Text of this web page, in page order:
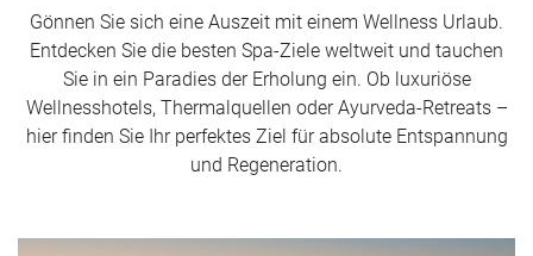
Gönnen Sie sich eine Auszeit mit einem Wellness Urlaub.
Entdecken Sie die besten Spa-Ziele weltweit und tauchen
Sie in ein Paradies der Erholung ein. Ob luxuriöse
Wellnesshotels, Thermalquellen oder Ayurveda-Retreats –
hier finden Sie Ihr perfektes Ziel für absolute Entspannung
und Regeneration.